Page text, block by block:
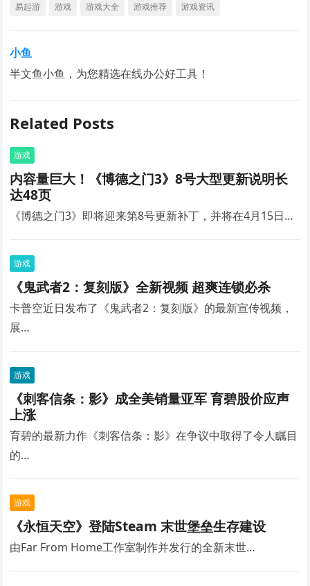
易起游 游戏 游戏大全 游戏推荐 游戏资讯
小鱼
半文鱼小鱼，为您精选在线办公好工具！
Related Posts
游戏
内容量巨大！《博德之门3》8号大型更新说明长
达48页
《博德之门3》即将迎来第8号更新补丁，并将在4月15日…
游戏
《鬼武者2：复刻版》全新视频 超爽连锁必杀
卡普空近日发布了《鬼武者2：复刻版》的最新宣传视频，
展…
游戏
《刺客信条：影》成全美销量亚军 育碧股价应声
上涨
育碧的最新力作《刺客信条：影》在争议中取得了令人瞩目
的…
游戏
《永恒天空》登陆Steam 末世堡垒生存建设
由Far From Home工作室制作并发行的全新末世…